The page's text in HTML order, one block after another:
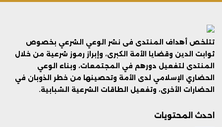
تتلخص أهداف المنتدى فى نشر الوعي الشرعي بخصوص
ثوابت الدين وقضايا الأمة الكبرى، وإبراز رموز شرعية من خلال
المنتدى لتفعيل دورهم في المجتمعات، وبناء الوعي
الحضاري الإسلامي لدى الأمة وتحصينها من خطر الذوبان في
الحضارات الأخرى، وتفعيل الطاقات الشرعية الشبابية.
احدث المحتويات